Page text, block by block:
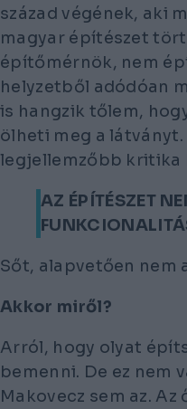
század végének, aki
magyar építészet
építőmérnök, nem
helyzetből adódóan
is hangzik tőlem,
ölheti meg a látványt.
legjellemzőbb kritika
AZ ÉPÍTÉSZET
Sőt, alapvetően nem
Akkor miről?
Arról, hogy olyat
bemenni. De ez nem
Makovecz sem az. Az